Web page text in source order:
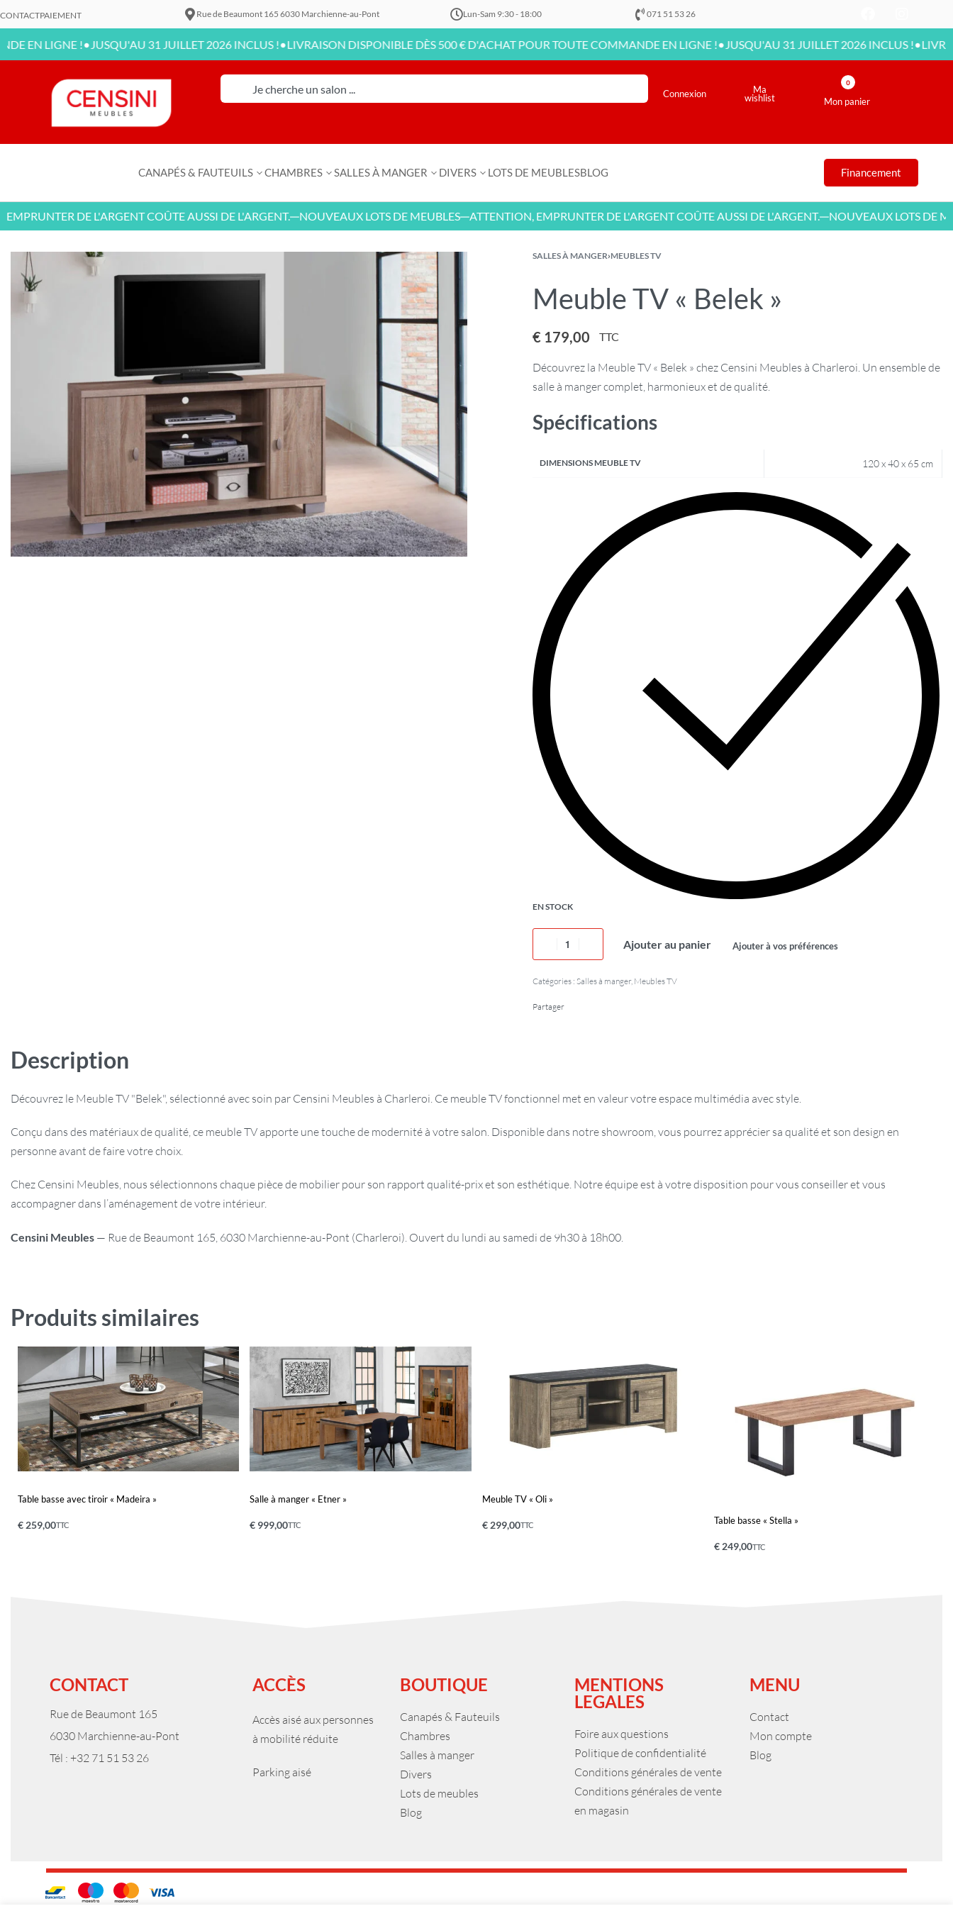
CONTACTPAIEMENT Rue de Beaumont 165 6030 Marchienne-au-Pont Lun-Sam 9:30 - 18:00 071 51 53 26
!• JUSQU'AU 31 JUILLET 2026 INCLUS ! •LIVRAISON DISPONIBLE DÈS 500 € D'ACHAT POUR TOUTE COMMANDE EN LIGNE !• JUSQU'AU 31 JUILLET 2026 INCLUS ! •LIVRAISON
Connexion Ma
wishlist Mon panier
0
CANAPÉS & FAUTEUILS CHAMBRES SALLES À MANGER DIVERS LOTS DE MEUBLESBLOG Financement
DE L'ARGENT COÛTE AUSSI DE L'ARGENT.—NOUVEAUX LOTS DE MEUBLES—ATTENTION, EMPRUNTER DE L'ARGENT COÛTE AUSSI DE L'ARGENT.—NOUVEAUX LOTS DE
SALLES À MANGER›MEUBLES TV
Meuble TV « Belek »
€179,00 TTC
Découvrez la Meuble TV « Belek » chez Censini Meubles à Charleroi. Un ensemble de
salle à manger complet, harmonieux et de qualité.
Spécifications
DIMENSIONS MEUBLE TV 120 x 40 x 65 cm
EN STOCK
Ajouter au panier Ajouter à vos préférences
Catégories : Salles à manger, Meubles TV
Partager
Description
Découvrez le Meuble TV "Belek", sélectionné avec soin par Censini Meubles à Charleroi. Ce meuble TV fonctionnel met en valeur votre espace multimédia avec style.
Conçu dans des matériaux de qualité, ce meuble TV apporte une touche de modernité à votre salon. Disponible dans notre showroom, vous pourrez apprécier sa qualité et son design en
personne avant de faire votre choix.
Chez Censini Meubles, nous sélectionnons chaque pièce de mobilier pour son rapport qualité-prix et son esthétique. Notre équipe est à votre disposition pour vous conseiller et vous
accompagner dans l’aménagement de votre intérieur.
Censini Meubles — Rue de Beaumont 165, 6030 Marchienne-au-Pont (Charleroi). Ouvert du lundi au samedi de 9h30 à 18h00.
Produits similaires
Table basse avec tiroir « Madeira »
€ 259,00TTC
Salle à manger « Etner »
€ 999,00TTC
Meuble TV « Oli »
€299,00TTC Table basse « Stella »
€249,00TTC
CONTACT
Rue de Beaumont 165
6030 Marchienne-au-Pont
Tél : +32 71 51 53 26
ACCÈS
Accès aisé aux personnes
à mobilité réduite
Parking aisé
BOUTIQUE
Canapés & Fauteuils
Chambres
Salles à manger
Divers
Lots de meubles
Blog
MENTIONS
LEGALES
Foire aux questions
Politique de confidentialité
Conditions générales de vente
Conditions générales de vente
en magasin
MENU
Contact
Mon compte
Blog